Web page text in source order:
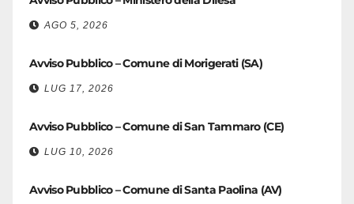
AGO 5, 2026
Avviso Pubblico – Comune di Morigerati (SA)
LUG 17, 2026
Avviso Pubblico – Comune di San Tammaro (CE)
LUG 10, 2026
Avviso Pubblico – Comune di Santa Paolina (AV)